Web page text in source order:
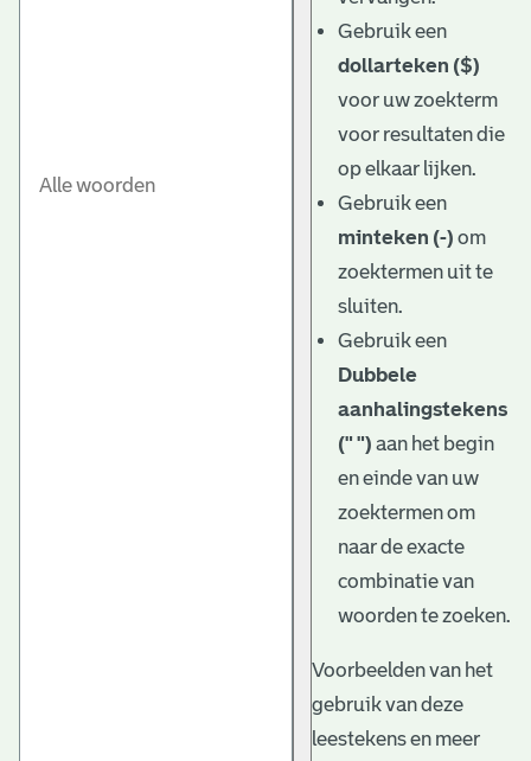
Gebruik een
dollarteken ($)
voor uw zoekterm
voor resultaten die
op elkaar lijken.
Gebruik een
minteken (-) om
zoektermen uit te
sluiten.
Gebruik een
Dubbele
aanhalingstekens
(" ") aan het begin
en einde van uw
zoektermen om
naar de exacte
combinatie van
woorden te zoeken.
Voorbeelden van het
gebruik van deze
leestekens en meer